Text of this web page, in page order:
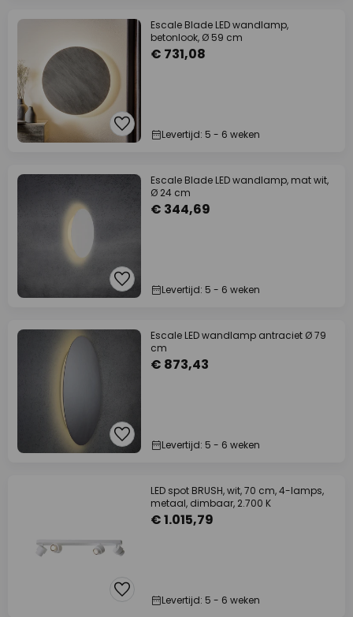
Escale Blade LED wandlamp,
betonlook, Ø 59 cm
€ 731,08
Levertijd: 5 - 6 weken
Escale Blade LED wandlamp, mat wit,
Ø 24 cm
€ 344,69
Levertijd: 5 - 6 weken
Escale LED wandlamp antraciet Ø 79
cm
€ 873,43
Levertijd: 5 - 6 weken
LED spot BRUSH, wit, 70 cm, 4-lamps,
metaal, dimbaar, 2.700 K
€ 1.015,79
Levertijd: 5 - 6 weken